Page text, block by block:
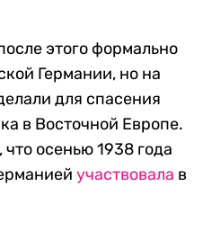
этого формально
Германии, но на
для спасения
в Восточной Европе.
осенью 1938 года
участвовала в